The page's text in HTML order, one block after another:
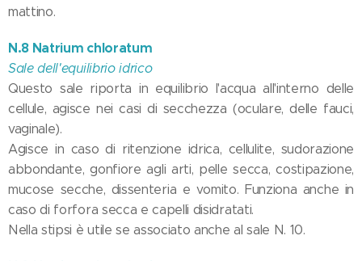
mattino.
N.8 Natrium chloratum
Sale dell'equilibrio idrico
Questo sale riporta in equilibrio l'acqua all'interno delle
cellule, agisce nei casi di secchezza (oculare, delle fauci,
vaginale).
Agisce in caso di ritenzione idrica, cellulite, sudorazione
abbondante, gonfiore agli arti, pelle secca, costipazione,
mucose secche, dissenteria e vomito. Funziona anche in
caso di forfora secca e capelli disidratati.
Nella stipsi è utile se associato anche al sale N. 10.